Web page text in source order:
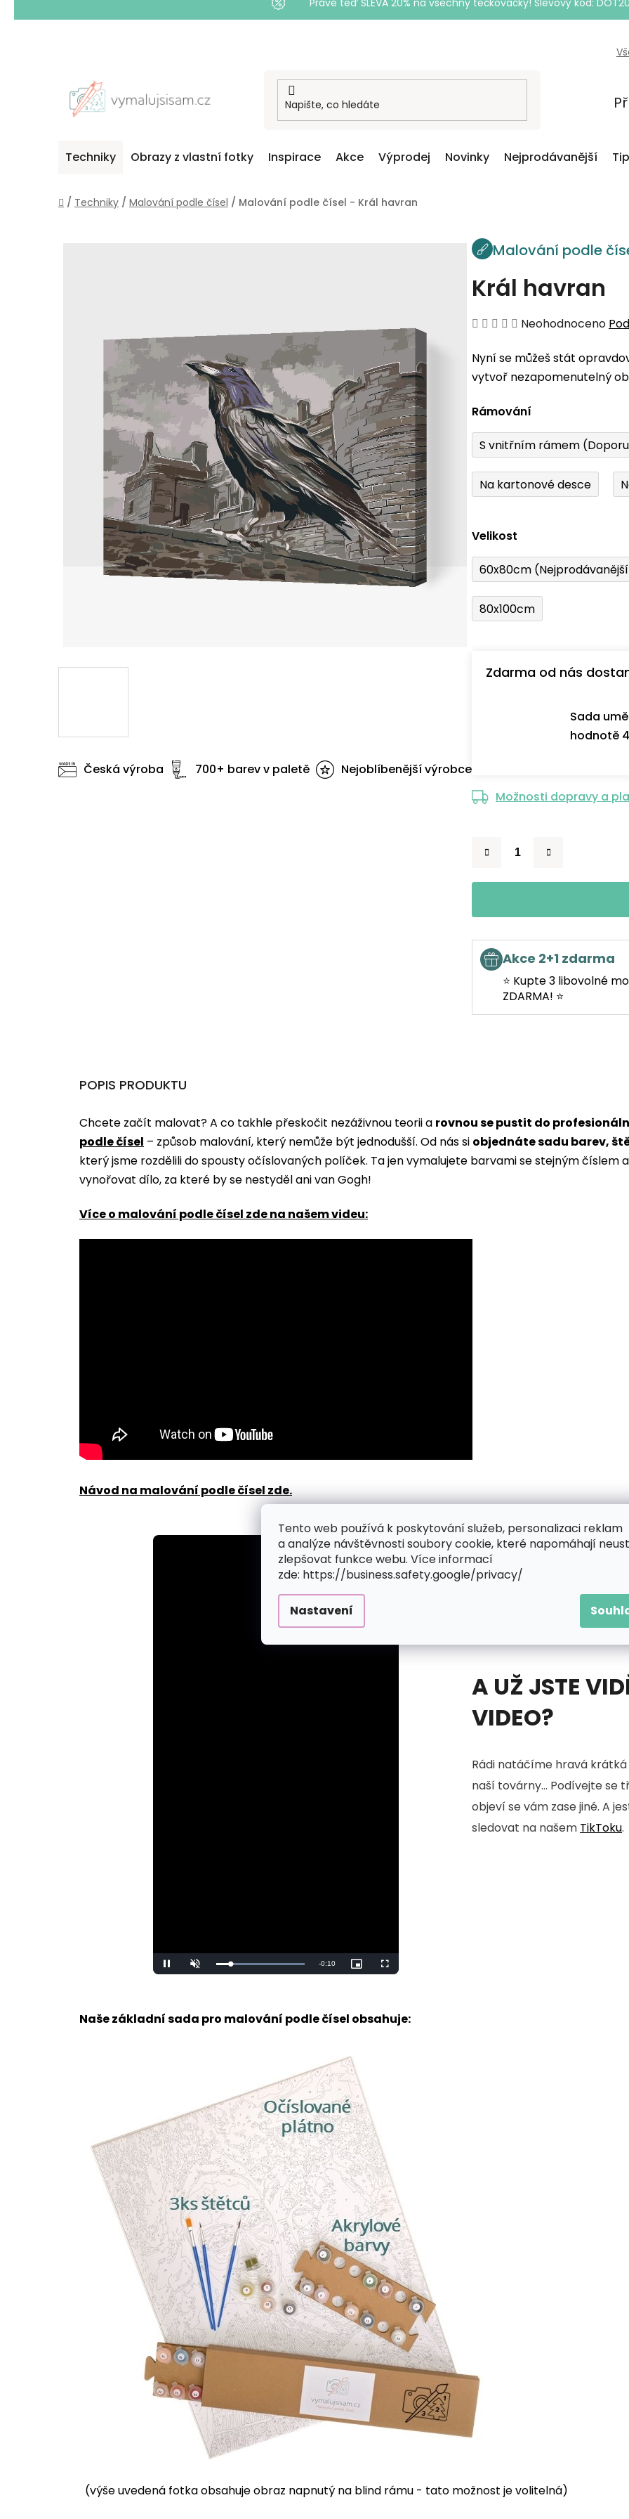
Tento web používá k poskytování služeb, personalizaci reklam
a analýze návštěvnosti soubory cookie, které napomáhají
zlepšovat funkce webu. Více informací
zde: https://business.safety.google/privacy/
Nastavení
Právě teď SLEVA 20% na všechny tečkovačky! Slevový kód:
Techniky Obrazy z vlastní fotky Inspirace Akce Výprodej Novinky Nejprodávanější
Domů
/ Techniky / Malování podle čísel / Malování podle čísel - Král havran
Malování podle
Král havran
Průměrné
produktu
je
z
5
hvězdiček.
Neohodnoceno
Nyní se můžeš stát
vytvoř nezapomenutelný
Rámování
S vnitřním rámem
Na kartonové desce
Velikost
60x80cm
80x100cm
Zdarma od nás
Sada
hodnotě
Možnosti dopravy a
Akce 2+1 zdarma
⭐ Kupte 3 libovolné
ZDARMA! ⭐
Česká výroba 700+ barev v paletě Nejoblíbenější výrobce
POPIS PRODUKTU
Chcete začít malovat? A co takhle přeskočit nezáživnou teorii a rovnou se pustit do
podle čísel ­­– způsob malování, který nemůže být jednodušší. Od nás si objednáte sadu barev,
který jsme rozdělili do spousty očíslovaných políček. Ta jen vymalujete barvami se stejným číslem
vynořovat dílo, za které by se nestyděl ani van Gogh!
Více o malování podle čísel zde na našem videu:
Návod na malování podle čísel zde.
Unmute Loaded:
100.00%
A UŽ JSTE
VIDEO?
Rádi natáčíme hravá krátká
naší továrny... Podívejte se
objeví se vám zase jiné. A
sledovat na našem TikToku.
Naše základní sada pro malování podle čísel obsahuje:
(výše uvedená fotka obsahuje obraz napnutý na blind rámu - tato možnost je volitelná)